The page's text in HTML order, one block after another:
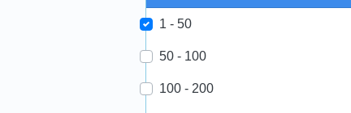
1 - 50
50 - 100
100 - 200